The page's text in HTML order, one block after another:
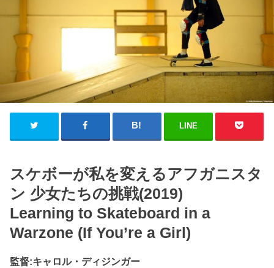
LINE
スケボーが私を変えるアフガニスタ
ン 少女たちの挑戦(2019)
Learning to Skateboard in a
Warzone (If You’re a Girl)
監督:キャロル・ディジンガー